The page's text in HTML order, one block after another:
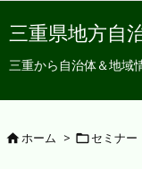
三重県地方自
三重から自治体＆地域
ホーム > セミナ